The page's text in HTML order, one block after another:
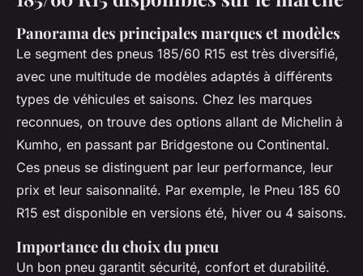
Panorama des principales marques et modèles
Le segment des pneus 185/60 R15 est très diversifié,
avec une multitude de modèles adaptés à différents
types de véhicules et saisons. Chez les marques
reconnues, on trouve des options allant de Michelin à
Kumho, en passant par Bridgestone ou Continental.
Ces pneus se distinguent par leur performance, leur
prix et leur saisonnalité. Par exemple, le Pneu 185 60
R15 est disponible en versions été, hiver ou 4 saisons.
Importance du choix du pneu
Un bon pneu garantit sécurité, confort et durabilité.